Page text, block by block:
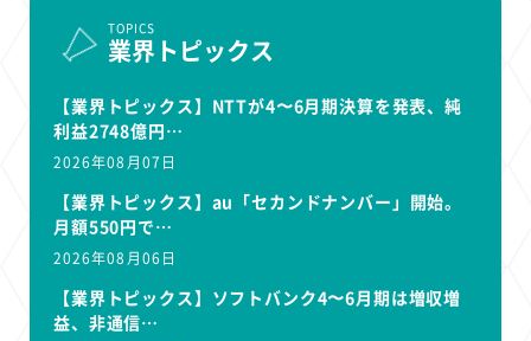
TOPICS
業界トピックス
【業界トピックス】NTTが4〜6月期決算を発表、純
利益2748億円…
2026年08月07日
【業界トピックス】au「セカンドナンバー」開始。
月額550円で…
2026年08月06日
【業界トピックス】ソフトバンク4〜6月期は増収増
益、非通信…